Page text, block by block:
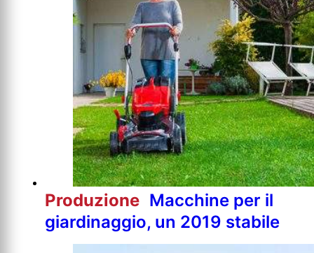
Produzione Macchine per il
giardinaggio, un 2019 stabile